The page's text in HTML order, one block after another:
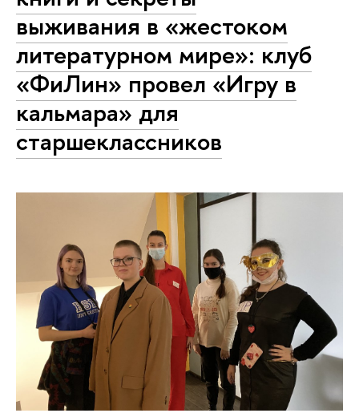
выживания в «жестоком
литературном мире»: клуб
«ФиЛин» провел «Игру в
кальмара» для
старшеклассников